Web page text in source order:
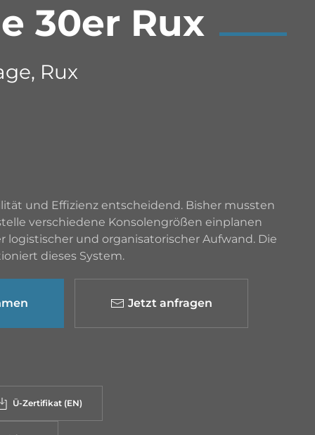
30er Rux
Rux
und Effizienz entscheidend. Bisher mussten
verschiedene Konsolengrößen einplanen
logistischer und organisatorischer Aufwand. Die
dieses System.
Jetzt anfragen
Ü-Zertifikat (EN)